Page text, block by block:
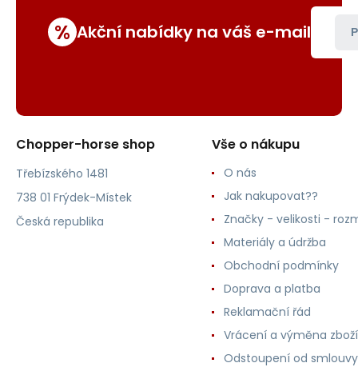
% Akční nabídky na váš e-mail
Chopper-horse shop
Třebízského 1481
738 01 Frýdek-Místek
Česká republika
Vše o nákupu
O nás
Jak nakupovat??
Značky - velikosti -
Materiály a údržba
Obchodní podmínky
Doprava a platba
Reklamační řád
Vrácení a výměna zboží
Odstoupení od smlouvy